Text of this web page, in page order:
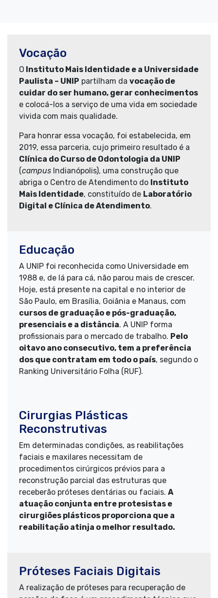
Vocação
O Instituto Mais Identidade e a Universidade
Paulista – UNIP partilham da vocação de
cuidar do ser humano, gerar conhecimentos
e colocá-los a serviço de uma vida em sociedade
vivida com mais qualidade.
Para honrar essa vocação, foi estabelecida, em
2019, essa parceria, cujo primeiro resultado é a
Clínica do Curso de Odontologia da UNIP
(campus Indianópolis), uma construção que
abriga o Centro de Atendimento do Instituto
Mais Identidade, constituído de Laboratório
Digital e Clínica de Atendimento.
Educação
A UNIP foi reconhecida como Universidade em
1988 e, de lá para cá, não parou mais de crescer.
Hoje, está presente na capital e no interior de
São Paulo, em Brasília, Goiânia e Manaus, com
cursos de graduação e pós-graduação,
presenciais e a distância. A UNIP forma
profissionais para o mercado de trabalho. Pelo
oitavo ano consecutivo, tem a preferência
dos que contratam em todo o país, segundo o
Ranking Universitário Folha (RUF).
Cirurgias Plásticas
Reconstrutivas
Em determinadas condições, as reabilitações
faciais e maxilares necessitam de
procedimentos cirúrgicos prévios para a
reconstrução parcial das estruturas que
receberão próteses dentárias ou faciais. A
atuação conjunta entre protesistas e
cirurgiões plásticos proporciona que a
reabilitação atinja o melhor resultado.
Próteses Faciais Digitais
A realização de próteses para recuperação de